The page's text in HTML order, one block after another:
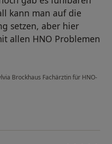
kann man auf die
setzen, aber hier
allen HNO Problemen
Brockhaus Fachärztin für HNO-